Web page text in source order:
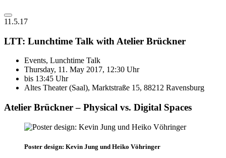
11.5.17
LTT: Lunchtime Talk with Atelier Brückner
Events, Lunchtime Talk
Thursday, 11. May 2017, 12:30 Uhr
bis 13:45 Uhr
Altes Theater (Saal), Marktstraße 15, 88212 Ravensburg
Atelier Brückner – Physical vs. Digital Spaces
Poster design: Kevin Jung und Heiko Vöhringer